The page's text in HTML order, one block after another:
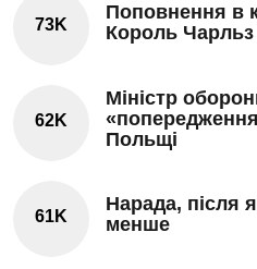
73K
Поповнення в
Король Чарльз
62K
Міністр
Польщі
61K
Нарада, після
менше